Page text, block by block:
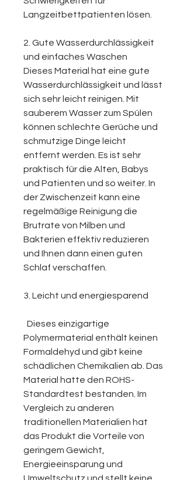
Langzeitbettpatienten lösen.
2. Gute Wasserdurchlässigkeit
und einfaches Waschen
Dieses Material hat eine gute
Wasserdurchlässigkeit und lässt
sich sehr leicht reinigen. Mit
sauberem Wasser zum Spülen
können schlechte Gerüche und
schmutzige Dinge leicht
entfernt werden. Es ist sehr
praktisch für die Alten, Babys
und Patienten und so weiter. In
der Zwischenzeit kann eine
regelmäßige Reinigung die
Brutrate von Milben und
Bakterien effektiv reduzieren
und Ihnen dann einen guten
Schlaf verschaffen.
3. Leicht und energiesparend
Dieses einzigartige
Polymermaterial enthält keinen
Formaldehyd und gibt keine
schädlichen Chemikalien ab. Das
Material hatte den ROHS-
Standardtest bestanden. Im
Vergleich zu anderen
traditionellen Materialien hat
das Produkt die Vorteile von
geringem Gewicht,
Energieeinsparung und